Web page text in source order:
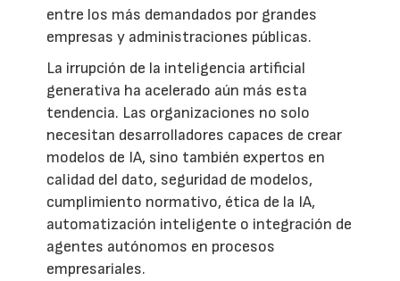
entre los más demandados por grandes
empresas y administraciones públicas.
La irrupción de la inteligencia artificial
generativa ha acelerado aún más esta
tendencia. Las organizaciones no solo
necesitan desarrolladores capaces de crear
modelos de IA, sino también expertos en
calidad del dato, seguridad de modelos,
cumplimiento normativo, ética de la IA,
automatización inteligente o integración de
agentes autónomos en procesos
empresariales.